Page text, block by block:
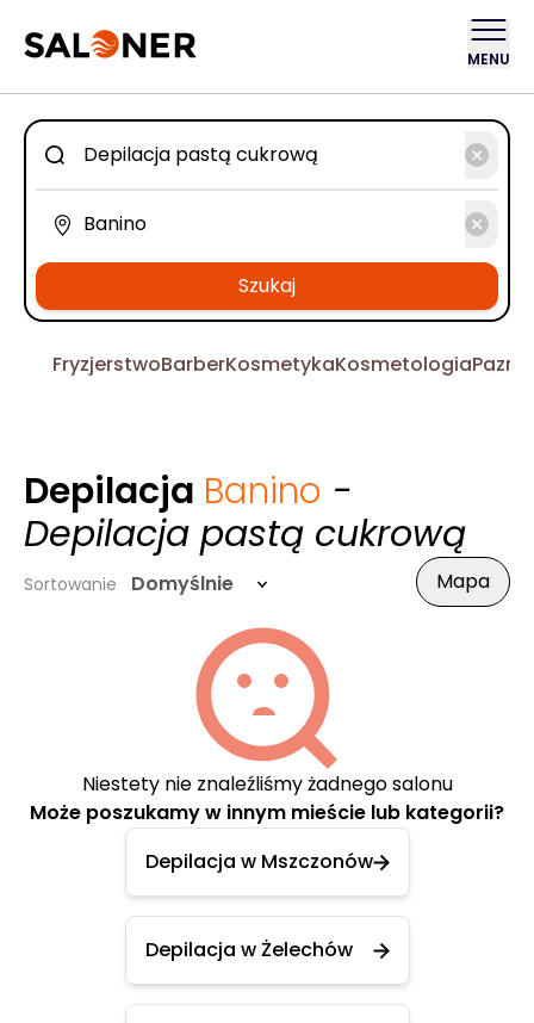
MENU
Szukaj
FryzjerstwoBarberKosmetykaKosmetologia
Depilacja Banino -
Depilacja pastą cukrową
Sortowanie Domyślnie Mapa
Niestety nie znaleźliśmy żadnego salonu
Może poszukamy w innym mieście lub kategorii?
Depilacja w Mszczonów
Depilacja w Żelechów